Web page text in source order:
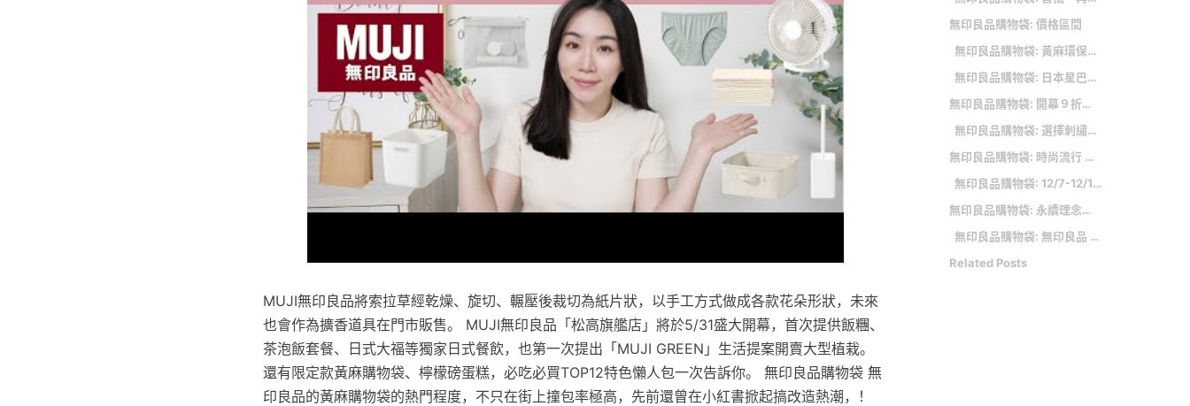
MUJI無印良品將索拉草經乾燥、旋切、輾壓後裁切為紙片狀，以手工方式做成各款花朵形狀，未來
也會作為擴香道具在門市販售。 MUJI無印良品「松高旗艦店」將於5/31盛大開幕，首次提供飯糰、
茶泡飯套餐、日式大福等獨家日式餐飲，也第一次提出「MUJI GREEN」生活提案開賣大型植栽。
還有限定款黃麻購物袋、檸檬磅蛋糕，必吃必買TOP12特色懶人包一次告訴你。 無印良品購物袋 無
印良品的黃麻購物袋的熱門程度，不只在街上撞包率極高，先前還曾在小紅書掀起搞改造熱潮，！
無印良品購物袋: 價格區間
無印良品購物袋: 黃麻環保購物袋【預計6月上市】
無印良品購物袋: 日本星巴克夏日計畫第三彈「GABURI 西瓜星冰樂」清涼登場！
無印良品購物袋: 開幕９折、送獨家購物袋
無印良品購物袋: 選擇刺繡商品。
無印良品購物袋: 時尚流行 Fashion
無印良品購物袋: 12/7-12/13 苗栗居民與無印良品會員享9折購物優惠
無印良品購物袋: 永續理念的交織 環保移動的當代體現
無印良品購物袋: 無印良品 MUJI 黃麻購物袋A6 B5 A4 A3
Related Posts